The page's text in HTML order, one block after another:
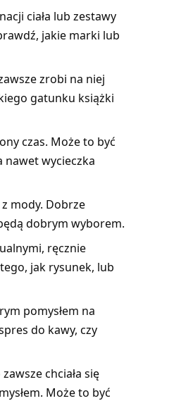
ciała lub zestawy
jakie marki lub
zrobi na niej
gatunku książki
czas. Może to być
wycieczka
mody. Dobrze
dobrym wyborem.
ręcznie
jak rysunek, lub
pomysłem na
do kawy, czy
chciała się
Może to być